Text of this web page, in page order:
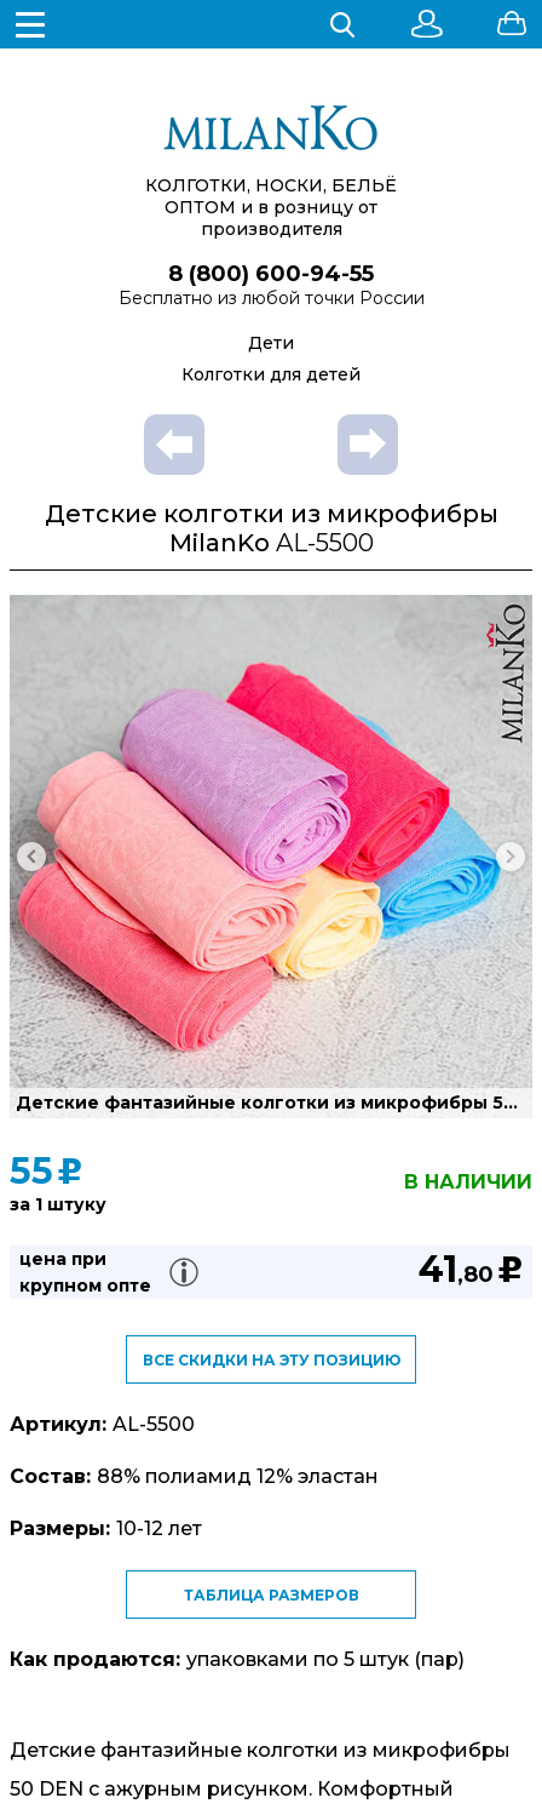
КОЛГОТКИ, НОСКИ, БЕЛЬЁ
ОПТОМ и в розницу от
производителя
8 (800) 600-94-55
Бесплатно из любой точки России
Дети
Колготки для детей
Детские колготки из микрофибры
MilanKo AL-5500
55u
за 1 штуку
В НАЛИЧИИ
цена при
крупном опте
41,80 u
ВСЕ СКИДКИ НА ЭТУ ПОЗИЦИЮ
Артикул: AL-5500
Состав: 88% полиамид 12% эластан
Размеры: 10-12 лет
ТАБЛИЦА РАЗМЕРОВ
Как продаются: упаковками по 5 штук (пар)
Детские фантазийные колготки из микрофибры
50 DEN с ажурным рисунком. Комфортный
Детские фантазийные колготки из микрофибры 50 DEN